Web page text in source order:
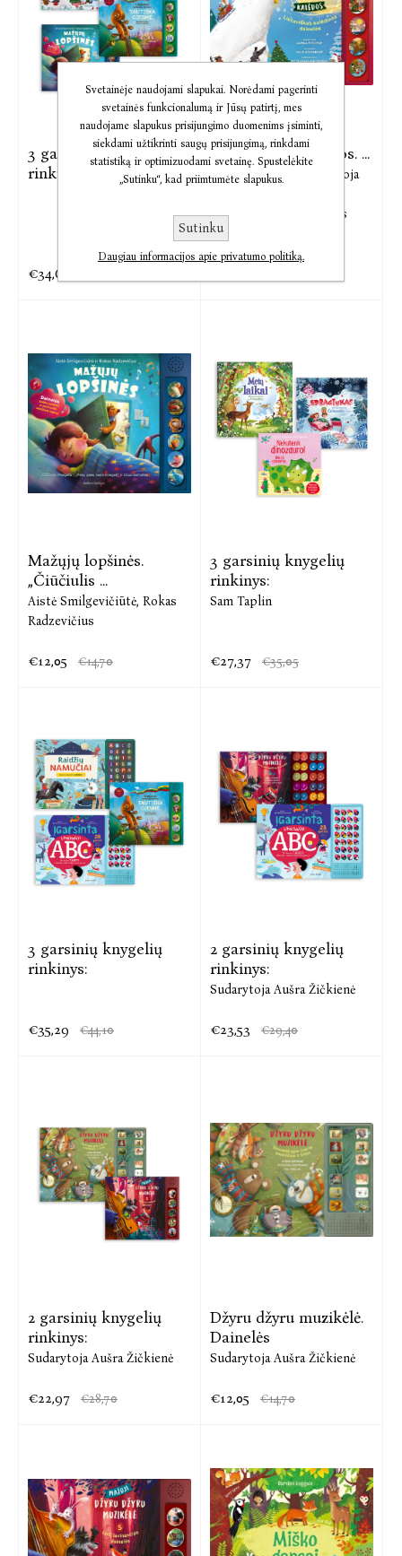
3 garsinių knygelių
rinkinys:
€34,68
Džyru džyru Kalėdos. ...
Eglė Wildheart,
Sudarytoja
kompozitorius Vytautas
Leistrumas
Mažųjų lopšinės.
„Čiūčiulis ...
Aistė Smilgevičiūtė, Rokas
Radzevičius
€12,05 €14,70
3 garsinių knygelių
rinkinys:
Sam Taplin
€27,37 €35,05
3 garsinių knygelių
rinkinys:
€35,29 €44,10
2 garsinių knygelių
rinkinys:
Sudarytoja Aušra Žičkienė
€23,53 €29,40
2 garsinių knygelių
rinkinys:
Sudarytoja Aušra Žičkienė
€22,97 €28,70
Džyru džyru muzikėlė.
Dainelės
Sudarytoja Aušra Žičkienė
€12,05 €14,70
Svetainėje naudojami slapukai. Norėdami pagerinti
svetainės funkcionalumą ir Jūsų patirtį, mes
naudojame slapukus prisijungimo duomenims įsiminti,
siekdami užtikrinti saugų prisijungimą, rinkdami
statistiką ir optimizuodami svetainę. Spustelėkite
„Sutinku“, kad priimtumėte slapukus.
Sutinku
Daugiau informacijos apie privatumo politiką.